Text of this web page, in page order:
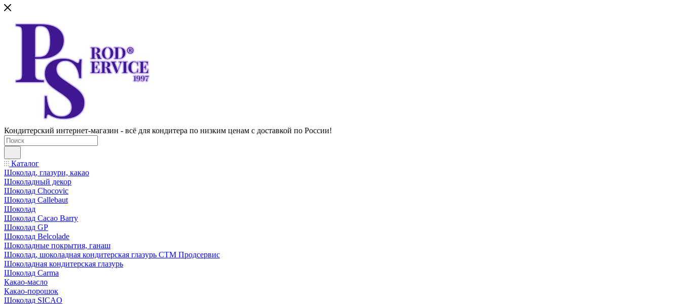
Кондитерский интернет-магазин - всё для кондитера по низким ценам с доставкой по России!
Каталог
Шоколад, глазури, какао
Шоколадный декор
Шоколад Chocovic
Шоколад Callebaut
Шоколад
Шоколад Cacao Barry
Шоколад GP
Шоколад Belcolade
Шоколадные покрытия, ганаш
Шоколад, шоколадная кондитерская глазурь СТМ Продсервис
Шоколадная кондитерская глазурь
Шоколад Carma
Какао-масло
Какао-порошок
Шоколад SICAO